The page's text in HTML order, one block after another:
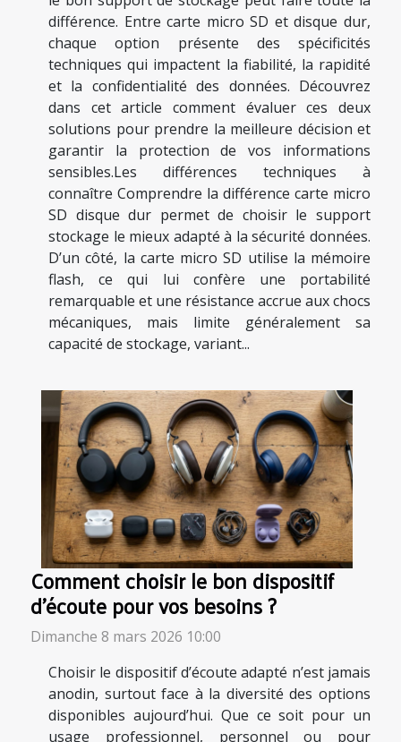
différence. Entre carte micro SD et disque dur,
chaque option présente des spécificités
techniques qui impactent la fiabilité, la rapidité
et la confidentialité des données. Découvrez
dans cet article comment évaluer ces deux
solutions pour prendre la meilleure décision et
garantir la protection de vos informations
sensibles.Les différences techniques à
connaître Comprendre la différence carte micro
SD disque dur permet de choisir le support
stockage le mieux adapté à la sécurité données.
D’un côté, la carte micro SD utilise la mémoire
flash, ce qui lui confère une portabilité
remarquable et une résistance accrue aux chocs
mécaniques, mais limite généralement sa
capacité de stockage, variant...
Comment choisir le bon dispositif
d'écoute pour vos besoins ?
Dimanche 8 mars 2026 10:00
Choisir le dispositif d’écoute adapté n’est jamais
anodin, surtout face à la diversité des options
disponibles aujourd’hui. Que ce soit pour un
usage professionnel, personnel ou pour